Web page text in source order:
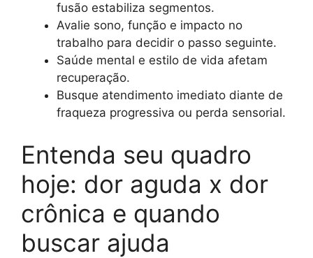
fusão estabiliza segmentos.
Avalie sono, função e impacto no
trabalho para decidir o passo seguinte.
Saúde mental e estilo de vida afetam
recuperação.
Busque atendimento imediato diante de
fraqueza progressiva ou perda sensorial.
Entenda seu quadro
hoje: dor aguda x dor
crônica e quando
buscar ajuda